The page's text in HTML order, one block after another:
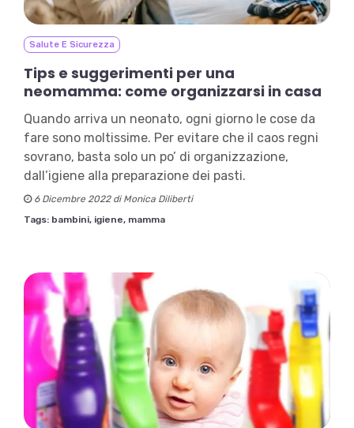
Salute E Sicurezza
Tips e suggerimenti per una
neomamma: come organizzarsi in casa
Quando arriva un neonato, ogni giorno le cose da
fare sono moltissime. Per evitare che il caos regni
sovrano, basta solo un po’ di organizzazione,
dall’igiene alla preparazione dei pasti.
6 Dicembre 2022 di Monica Diliberti
Tags: bambini, igiene, mamma